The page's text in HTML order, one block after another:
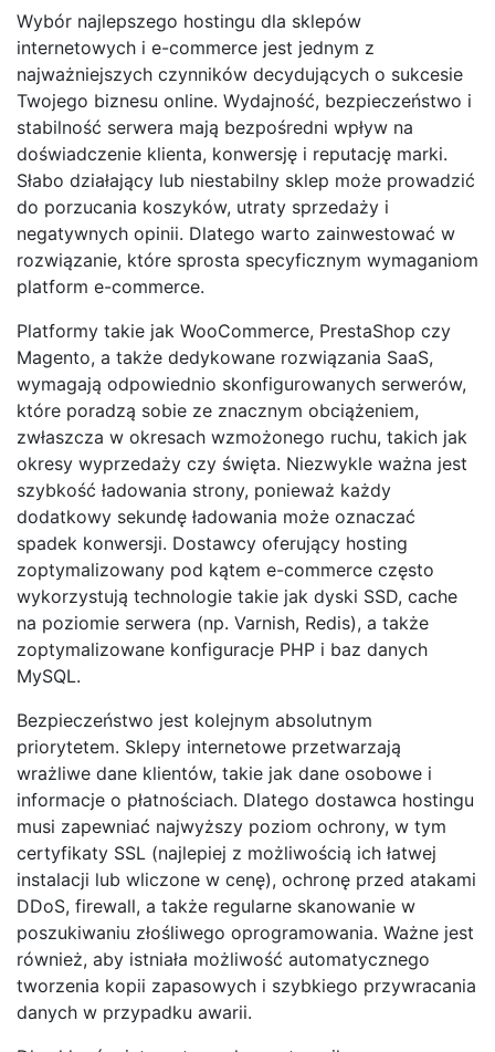
Wybór najlepszego hostingu dla sklepów
internetowych i e-commerce jest jednym z
najważniejszych czynników decydujących o sukcesie
Twojego biznesu online. Wydajność, bezpieczeństwo i
stabilność serwera mają bezpośredni wpływ na
doświadczenie klienta, konwersję i reputację marki.
Słabo działający lub niestabilny sklep może prowadzić
do porzucania koszyków, utraty sprzedaży i
negatywnych opinii. Dlatego warto zainwestować w
rozwiązanie, które sprosta specyficznym wymaganiom
platform e-commerce.
Platformy takie jak WooCommerce, PrestaShop czy
Magento, a także dedykowane rozwiązania SaaS,
wymagają odpowiednio skonfigurowanych serwerów,
które poradzą sobie ze znacznym obciążeniem,
zwłaszcza w okresach wzmożonego ruchu, takich jak
okresy wyprzedaży czy święta. Niezwykle ważna jest
szybkość ładowania strony, ponieważ każdy
dodatkowy sekundę ładowania może oznaczać
spadek konwersji. Dostawcy oferujący hosting
zoptymalizowany pod kątem e-commerce często
wykorzystują technologie takie jak dyski SSD, cache
na poziomie serwera (np. Varnish, Redis), a także
zoptymalizowane konfiguracje PHP i baz danych
MySQL.
Bezpieczeństwo jest kolejnym absolutnym
priorytetem. Sklepy internetowe przetwarzają
wrażliwe dane klientów, takie jak dane osobowe i
informacje o płatnościach. Dlatego dostawca hostingu
musi zapewniać najwyższy poziom ochrony, w tym
certyfikaty SSL (najlepiej z możliwością ich łatwej
instalacji lub wliczone w cenę), ochronę przed atakami
DDoS, firewall, a także regularne skanowanie w
poszukiwaniu złośliwego oprogramowania. Ważne jest
również, aby istniała możliwość automatycznego
tworzenia kopii zapasowych i szybkiego przywracania
danych w przypadku awarii.